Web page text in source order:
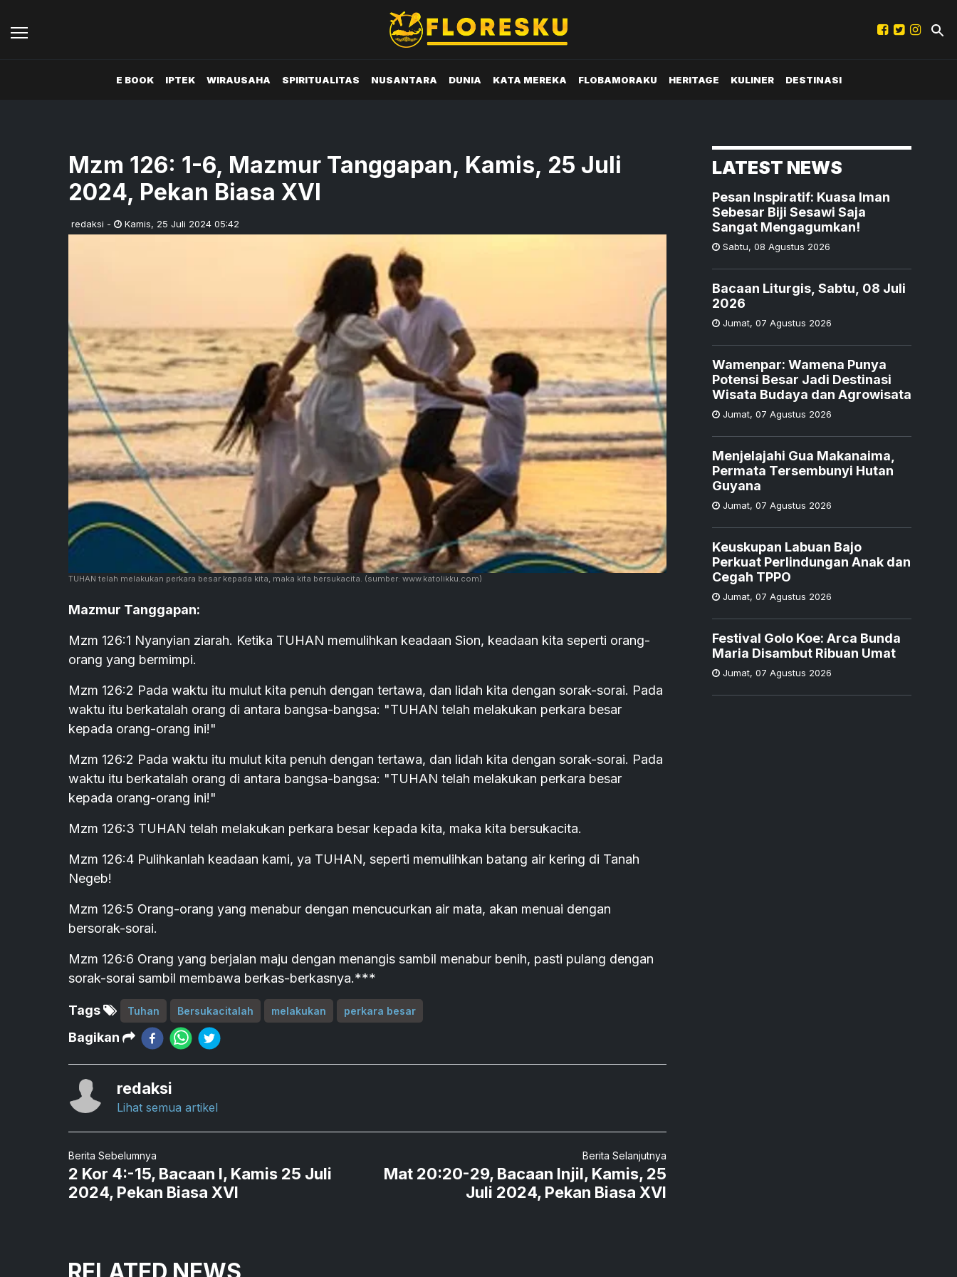
E BOOK IPTEK WIRAUSAHA SPIRITUALITAS NUSANTARA DUNIA KATA MEREKA FLOBAMORAKU HERITAGE KULINER DESTINASI
Mzm 126: 1-6, Mazmur Tanggapan, Kamis, 25 Juli
2024, Pekan Biasa XVI
redaksi - Kamis, 25 Juli 2024 05:42
TUHAN telah melakukan perkara besar kepada kita, maka kita bersukacita. (sumber: www.katolikku.com)
Mazmur Tanggapan:
Mzm 126:1 Nyanyian ziarah. Ketika TUHAN memulihkan keadaan Sion, keadaan kita seperti orang-
orang yang bermimpi.
Mzm 126:2 Pada waktu itu mulut kita penuh dengan tertawa, dan lidah kita dengan sorak-sorai. Pada
waktu itu berkatalah orang di antara bangsa-bangsa: "TUHAN telah melakukan perkara besar
kepada orang-orang ini!"
Mzm 126:2 Pada waktu itu mulut kita penuh dengan tertawa, dan lidah kita dengan sorak-sorai. Pada
waktu itu berkatalah orang di antara bangsa-bangsa: "TUHAN telah melakukan perkara besar
kepada orang-orang ini!"
Mzm 126:3 TUHAN telah melakukan perkara besar kepada kita, maka kita bersukacita.
Mzm 126:4 Pulihkanlah keadaan kami, ya TUHAN, seperti memulihkan batang air kering di Tanah
Negeb!
Mzm 126:5 Orang-orang yang menabur dengan mencucurkan air mata, akan menuai dengan
bersorak-sorai.
Mzm 126:6 Orang yang berjalan maju dengan menangis sambil menabur benih, pasti pulang dengan
sorak-sorai sambil membawa berkas-berkasnya.***
Tags Tuhan Bersukacitalah melakukan perkara besar
Bagikan
redaksi
Lihat semua artikel
Berita Sebelumnya
2 Kor 4:-15, Bacaan I, Kamis 25 Juli
2024, Pekan Biasa XVI
Berita Selanjutnya
Mat 20:20-29, Bacaan Injil, Kamis, 25
Juli 2024, Pekan Biasa XVI
LATEST NEWS
Pesan Inspiratif: Kuasa Iman
Sebesar Biji Sesawi Saja
Sangat Mengagumkan!
Sabtu, 08 Agustus 2026
Bacaan Liturgis, Sabtu, 08 Juli
2026
Jumat, 07 Agustus 2026
Wamenpar: Wamena Punya
Potensi Besar Jadi Destinasi
Wisata Budaya dan Agrowisata
Jumat, 07 Agustus 2026
Menjelajahi Gua Makanaima,
Permata Tersembunyi Hutan
Guyana
Jumat, 07 Agustus 2026
Keuskupan Labuan Bajo
Perkuat Perlindungan Anak dan
Cegah TPPO
Jumat, 07 Agustus 2026
Festival Golo Koe: Arca Bunda
Maria Disambut Ribuan Umat
Jumat, 07 Agustus 2026